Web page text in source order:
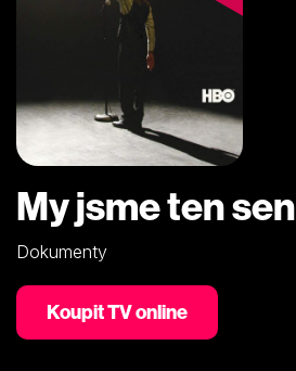
My jsme ten sen
Dokumenty
Koupit TV online